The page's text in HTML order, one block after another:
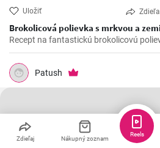
Uložiť
Brokolicová polievka s mrkvou a
Recept na fantastickú brokolicovú
Patush
Zdieľaj Nákupný zoznam
Reels